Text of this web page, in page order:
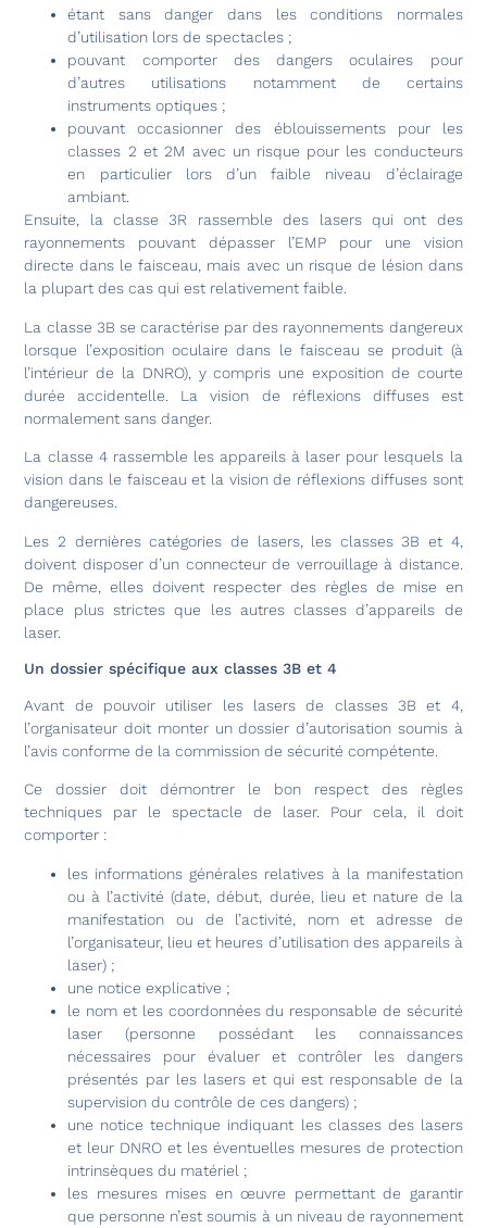
étant sans danger dans les conditions normales
d’utilisation lors de spectacles ;
pouvant comporter des dangers oculaires pour
d’autres utilisations notamment de certains
instruments optiques ;
pouvant occasionner des éblouissements pour les
classes 2 et 2M avec un risque pour les conducteurs
en particulier lors d’un faible niveau d’éclairage
ambiant.
Ensuite, la classe 3R rassemble des lasers qui ont des
rayonnements pouvant dépasser l’EMP pour une vision
directe dans le faisceau, mais avec un risque de lésion dans
la plupart des cas qui est relativement faible.
La classe 3B se caractérise par des rayonnements dangereux
lorsque l’exposition oculaire dans le faisceau se produit (à
l’intérieur de la DNRO), y compris une exposition de courte
durée accidentelle. La vision de réflexions diffuses est
normalement sans danger.
La classe 4 rassemble les appareils à laser pour lesquels la
vision dans le faisceau et la vision de réflexions diffuses sont
dangereuses.
Les 2 dernières catégories de lasers, les classes 3B et 4,
doivent disposer d’un connecteur de verrouillage à distance.
De même, elles doivent respecter des règles de mise en
place plus strictes que les autres classes d’appareils de
laser.
Un dossier spécifique aux classes 3B et 4
Avant de pouvoir utiliser les lasers de classes 3B et 4,
l’organisateur doit monter un dossier d’autorisation soumis à
l’avis conforme de la commission de sécurité compétente.
Ce dossier doit démontrer le bon respect des règles
techniques par le spectacle de laser. Pour cela, il doit
comporter :
les informations générales relatives à la manifestation
ou à l’activité (date, début, durée, lieu et nature de la
manifestation ou de l’activité, nom et adresse de
l’organisateur, lieu et heures d’utilisation des appareils à
laser) ;
une notice explicative ;
le nom et les coordonnées du responsable de sécurité
laser (personne possédant les connaissances
nécessaires pour évaluer et contrôler les dangers
présentés par les lasers et qui est responsable de la
supervision du contrôle de ces dangers) ;
une notice technique indiquant les classes des lasers
et leur DNRO et les éventuelles mesures de protection
intrinsèques du matériel ;
les mesures mises en œuvre permettant de garantir
que personne n’est soumis à un niveau de rayonnement